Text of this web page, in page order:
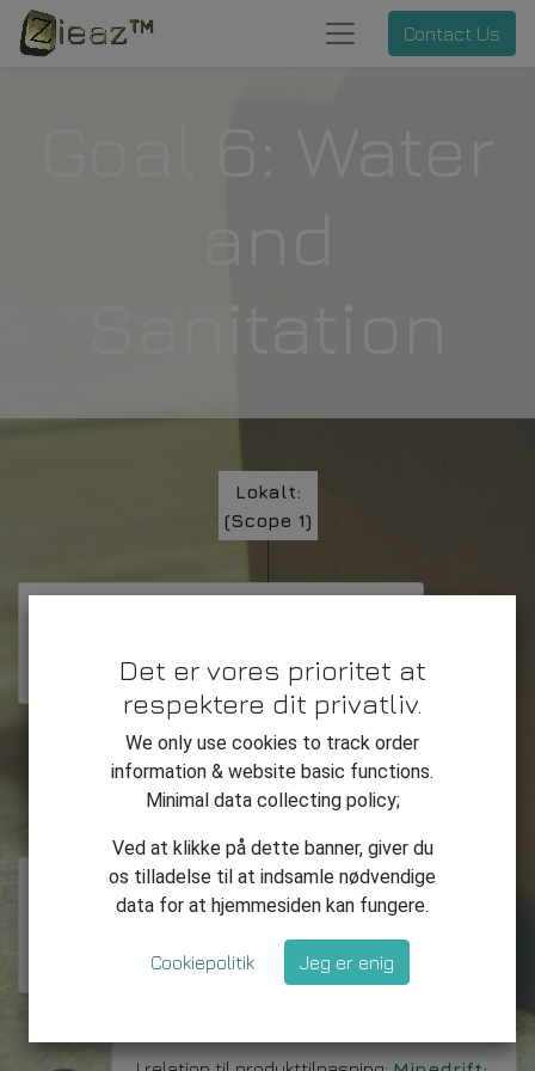
Contact Us
Lokalt:
(Scope 1)
Ingen direkte projekt aktivitet pt.
Mellem:
(Scope 2)
Link til definition:
Det er vores prioritet at
respektere dit privatliv.
We only use cookies to track order
information & website basic functions.
Minimal data collecting policy;
Ved at klikke på dette banner, giver du
os tilladelse til at indsamle nødvendige
data for at hjemmesiden kan fungere.
Cookiepolitik Jeg er enig